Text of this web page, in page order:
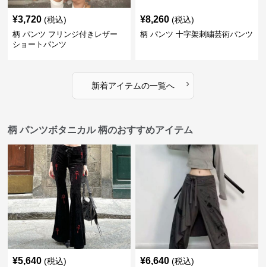
¥3,720 (税込)
柄 パンツ フリンジ付きレザー
ショートパンツ
¥8,260 (税込)
柄 パンツ 十字架刺繍芸術パンツ
新着アイテムの一覧へ ›
柄 パンツボタニカル 柄のおすすめアイテム
¥5,640 (税込) ¥6,640 (税込)